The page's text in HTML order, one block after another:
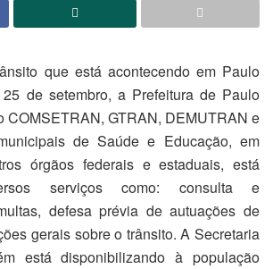
que está acontecendo em Paulo
de setembro, a Prefeitura de Paulo
COMSETRAN, GTRAN, DEMUTRAN e
de Saúde e Educação, em
órgãos federais e estaduais, está
serviços como: consulta e
defesa prévia de autuações de
gerais sobre o trânsito. A Secretaria
está disponibilizando à população